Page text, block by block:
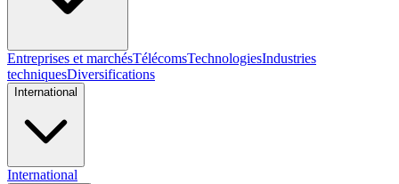
Entreprises et marchésTélécomsTechnologiesIndustries
techniquesDiversifications
International
International